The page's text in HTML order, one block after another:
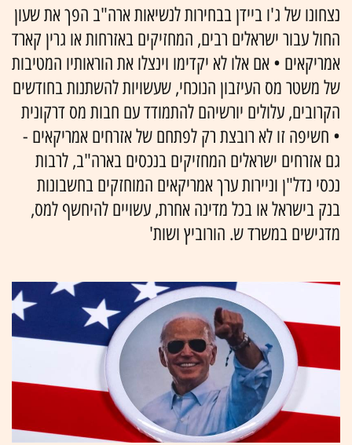
נצחונו של ג'ו ביידן בבחירות לנשיאות ארה"ב הפך את שעון
החול עבור ישראלים רבים, המחזיקים באזרחות או גרין קארד
אמריקאים • אם אלו לא יקדימו וינצלו את הוראותיו המטיבות
של משטר מס העיזבון הנוכחי, שעשויות להשתנות בחודשים
הקרובים, עלולים יורשיהם להתמודד עם חבות מס דרקונית
• חשיפה זו לא רובצת רק לפתחם של אזרחים אמריקאים -
גם אזרחים ישראלים המחזיקים בנכסים בארה"ב, לרבות
נכסי נדל"ן וניירות ערך אמריקאים המוחזקים בחשבונות
בנק בישראל או בכל מדינה אחרת, עשויים להיחשף למס,
מדגישים במשרד ש. הורוביץ ושות'